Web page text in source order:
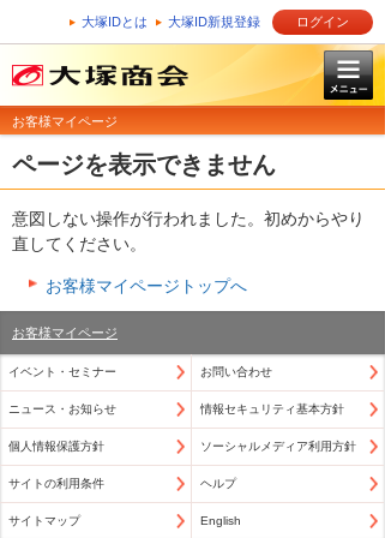
大塚IDとは 大塚ID新規登録 ログイン
お客様マイページ
ページを表示できません
意図しない操作が行われました。初めからやり
直してください。
お客様マイページトップへ
お客様マイページ
イベント・セミナー お問い合わせ
ニュース・お知らせ 情報セキュリティ基本方針
個人情報保護方針 ソーシャルメディア利用方針
サイトの利用条件 ヘルプ
サイトマップ English